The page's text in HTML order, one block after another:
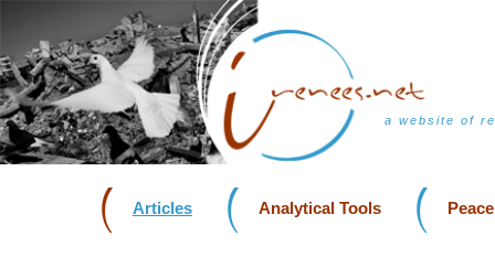
a website of
Articles Analytical Tools